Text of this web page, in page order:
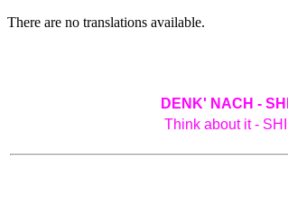
There are no translations available.
DENK' NACH -
Think about it -